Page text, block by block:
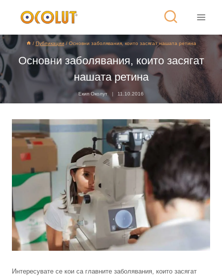
/ Публикации / Основни заболявания, които засягат нашата ретина
Основни заболявания, които засягат
нашата ретина
Екип Околут 11.10.2016
Интересувате се кои са главните заболявания, които засягат